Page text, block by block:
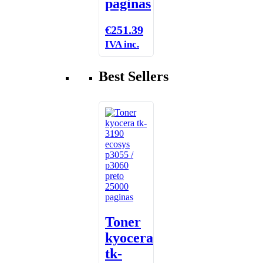
paginas
€251.39
IVA inc.
Best Sellers
Toner
kyocera
tk-